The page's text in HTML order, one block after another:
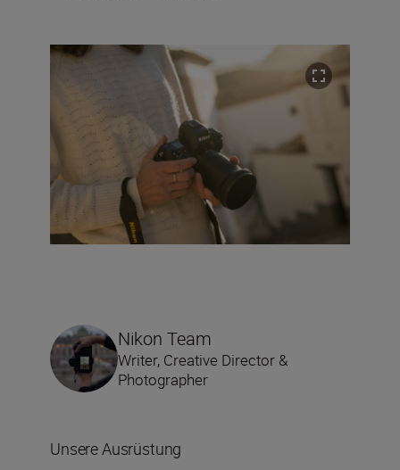
Nikon Team
Writer, Creative Director &
Photographer
Unsere Ausrüstung